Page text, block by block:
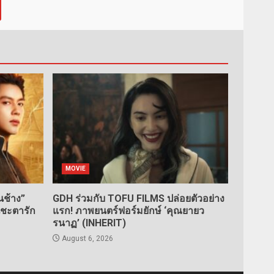
าง”
ะตารัก
MOVIE
GDH ร่วมกับ TOFU FILMS ปล่อยตัวอย่าง
แรก! ภาพยนตร์ฟอร์มยักษ์ ‘คุณยายว
รนาฏ’ (INHERIT)
August 6, 2026